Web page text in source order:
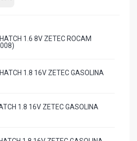
1.6 8V ZETEC ROCAM
1.8 16V ZETEC GASOLINA
1.8 16V ZETEC GASOLINA